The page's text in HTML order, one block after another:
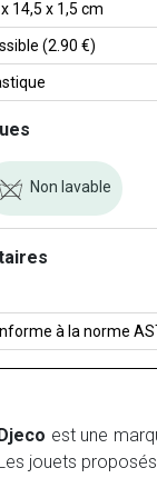
14,5 x 1,5 cm
(2.90 €)
Non lavable
à la norme
est une
jouets